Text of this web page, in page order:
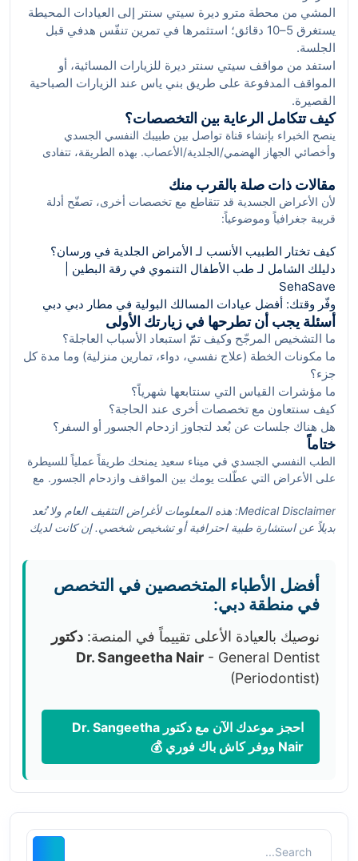
المشي من محطة مترو ديرة سيتي سنتر إلى العيادات المحيطة
يستغرق 5–10 دقائق؛ استثمرها في تمرين تنفّس هدفي قبل
الجلسة.
استفد من مواقف سيتي سنتر ديرة للزيارات المسائية، أو
المواقف المدفوعة على طريق بني ياس عند الزيارات الصباحية
القصيرة.
كيف تتكامل الرعاية بين التخصصات؟
ينصح الخبراء بإنشاء قناة تواصل بين طبيبك النفسي الجسدي
وأخصائي الجهاز الهضمي/الجلدية/الأعصاب. بهذه الطريقة، تتفادى
SehaSave يدعمك بملف موحّد يلخّص التشخيص، الأدوية، وخطة
المتابعة ليصل إلى كل طبيب ذي صلة بإذن منك.
مقالات ذات صلة بالقرب منك
لأن الأعراض الجسدية قد تتقاطع مع تخصصات أخرى، تصفّح أدلة
قريبة جغرافياً وموضوعياً:
كيف تختار الطبيب الأنسب لـ الأمراض الجلدية في ورسان؟
دليلك الشامل لـ طب الأطفال التنموي في رقة البطين |
SehaSave
وفّر وقتك: أفضل عيادات المسالك البولية في مطار دبي دبي
أسئلة يجب أن تطرحها في زيارتك الأولى
ما التشخيص المرجّح وكيف تمّ استبعاد الأسباب العاجلة؟
ما مكونات الخطة (علاج نفسي، دواء، تمارين منزلية) وما مدة كل
جزء؟
ما مؤشرات القياس التي سنتابعها شهرياً؟
كيف سنتعاون مع تخصصات أخرى عند الحاجة؟
هل هناك جلسات عن بُعد لتجاوز ازدحام الجسور أو السفر؟
ختاماً
الطب النفسي الجسدي في ميناء سعيد يمنحك طريقاً عملياً للسيطرة
على الأعراض التي عطّلت يومك بين المواقف وازدحام الجسور. مع
للتوفير والكاش باك، يمكنك بدء رحلة مبنية على الدليل العلمي
وملائمة لنبض حياتك في ديرة.
Medical Disclaimer: هذه المعلومات لأغراض التثقيف العام ولا تُعد
بديلاً عن استشارة طبية احترافية أو تشخيص شخصي. إن كانت لديك
بإرشادات طبيبك المعالج وتحقق من ملاءمة أي خطة علاجية لوضعك
الصحي الفردي.
أفضل الأطباء المتخصصين في التخصص
في منطقة دبي:
نوصيك بالعيادة الأعلى تقييماً في المنصة: دكتور
Dr. Sangeetha Nair - General Dentist
(Periodontist)
احجز موعدك الآن مع دكتور Dr. Sangeetha
Nair ووفر كاش باك فوري 💰